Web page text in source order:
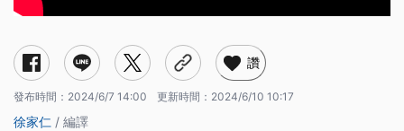
讚
發布時間： 2024/6/7 14:00 更新時間： 2024/6/10 10:17
徐家仁 / 編譯